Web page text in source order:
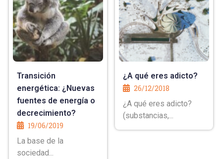
Transición
energética: ¿Nuevas
fuentes de energía o
decrecimiento?
19/06/2019
La base de la
sociedad...
¿A qué eres adicto?
26/12/2018
¿A qué eres adicto?
(substancias,...